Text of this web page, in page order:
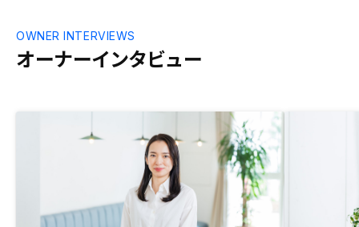
オーナーインタビュー
OWNER INTERVIEWS